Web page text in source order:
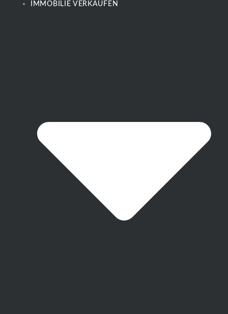
IMMOBILIE VERKAUFEN